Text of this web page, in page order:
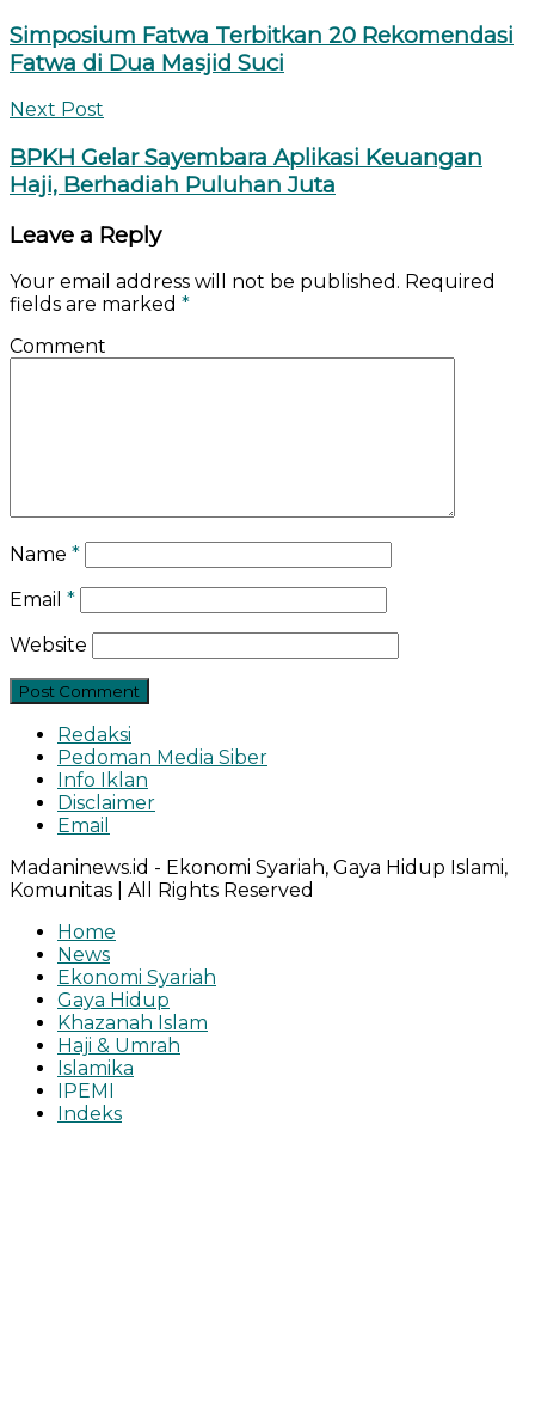
Simposium Fatwa Terbitkan 20 Rekomendasi
Fatwa di Dua Masjid Suci
Next Post
BPKH Gelar Sayembara Aplikasi Keuangan
Haji, Berhadiah Puluhan Juta
Leave a Reply
Your email address will not be published. Required
fields are marked *
Comment
Name *
Email *
Website
Redaksi
Pedoman Media Siber
Info Iklan
Disclaimer
Email
Madaninews.id - Ekonomi Syariah, Gaya Hidup Islami,
Komunitas | All Rights Reserved
Home
News
Ekonomi Syariah
Gaya Hidup
Khazanah Islam
Haji & Umrah
Islamika
IPEMI
Indeks